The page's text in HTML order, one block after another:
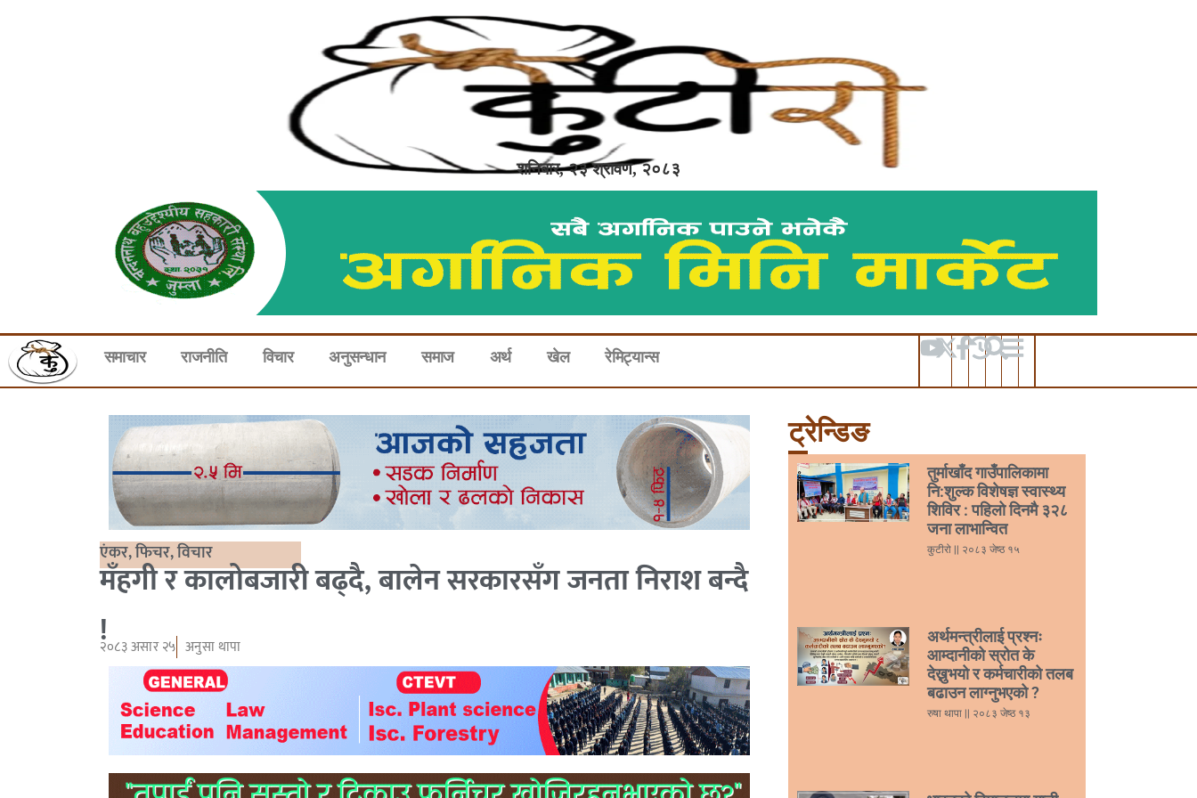
शनिबार, २३ श्रावण, २०८३
समाचार राजनीति विचार अनुसन्धान समाज अर्थ खेल रेमिट्यान्स
एंकर,फिचर,विचार
मँहगी र कालोबजारी बढ्दै, बालेन सरकारसँग जनता निराश बन्दै
!
२०८३ असार २५ अनुसा थापा
ट्रेन्डिङ
तुर्माखाँद गाउँपालिकामा
नि:शुल्क विशेषज्ञ स्वास्थ्य
शिविर : पहिलो दिनमै ३२८
जना लाभान्वित
कुटीरो २०८३ जेष्ठ १५
अर्थमन्त्रीलाई प्रश्नः
आम्दानीको स्रोत के
देख्नुभयो र कर्मचारीको तलब
बढाउन लाग्नुभएको ?
रुषा थापा २०८३ जेष्ठ १३